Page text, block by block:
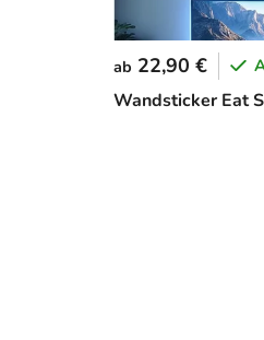
Wandsticker Eat
ab 22,90 €